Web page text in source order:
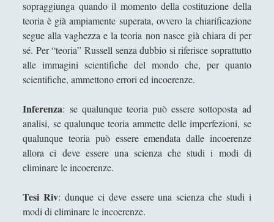
Brad Smith
Chiara Cozzi
Cosimo Meneguzzo
Daniele Barni
Dario Maestripieri
Emanuele Franz
Francesco Margoni
sopraggiunga quando il momento della costituzione della
teoria è già ampiamente superata, ovvero la chiarificazione
segue alla vaghezza e la teoria non nasce già chiara di per
sé. Per “teoria” Russell senza dubbio si riferisce soprattutto
alle immagini scientifiche del mondo che, per quanto
scientifiche, ammettono errori ed incoerenze.
Inferenza: se qualunque teoria può essere sottoposta ad
analisi, se qualunque teoria ammette delle imperfezioni, se
qualunque teoria può essere emendata dalle incoerenze
allora ci deve essere una scienza che studi i modi di
eliminare le incoerenze.
Tesi Riv: dunque ci deve essere una scienza che studi i
modi di eliminare le incoerenze.